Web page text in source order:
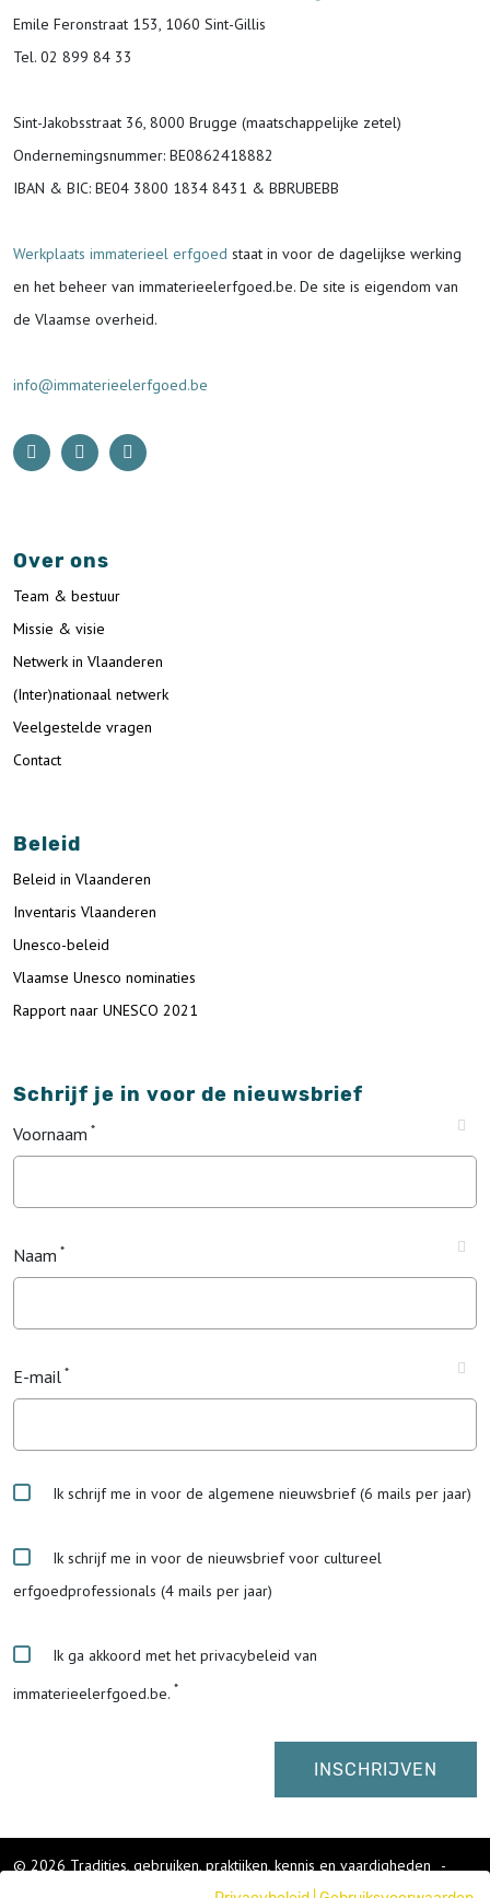
Emile Feronstraat 153, 1060 Sint-Gillis
Tel. 02 899 84 33
Sint-Jakobsstraat 36, 8000 Brugge (maatschappelijke zetel)
Ondernemingsnummer: BE0862418882
IBAN & BIC: BE04 3800 1834 8431 & BBRUBEBB
Werkplaats immaterieel erfgoed staat in voor de dagelijkse werking
en het beheer van immaterieelerfgoed.be. De site is eigendom van
de Vlaamse overheid.
info@immaterieelerfgoed.be
Over ons
Team & bestuur
Missie & visie
Netwerk in Vlaanderen
(Inter)nationaal netwerk
Veelgestelde vragen
Contact
Beleid
Beleid in Vlaanderen
Inventaris Vlaanderen
Unesco-beleid
Vlaamse Unesco nominaties
Rapport naar UNESCO 2021
Schrijf je in voor de nieuwsbrief
Voornaam
Naam
E-mail
Ik schrijf me in voor de algemene nieuwsbrief (6 mails per jaar)
Ik schrijf me in voor de nieuwsbrief voor cultureel
erfgoedprofessionals (4 mails per jaar)
Ik ga akkoord met het privacybeleid van
immaterieelerfgoed.be.
© 2026 Tradities, gebruiken, praktijken, kennis en vaardigheden
-